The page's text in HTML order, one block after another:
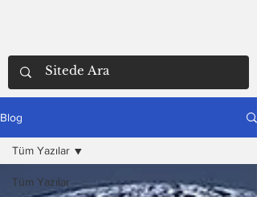
Blog
Tüm Yazılar
Tüm Yazılar